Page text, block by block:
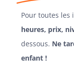
Pour toutes
heures, prix,
dessous. Ne
enfant !